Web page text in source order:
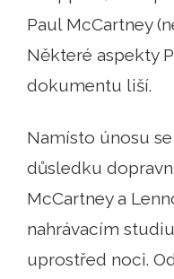
Paul McCartney
Některé aspekty
dokumentu liší.
Namísto únosu
důsledku
McCartney a
nahrávacím
uprostřed noci.